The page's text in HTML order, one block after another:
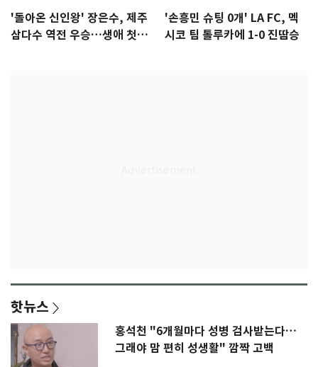
'돌아온 신인왕' 장은수, 제주
삼다수 역전 우승…생애 첫승
'손흥민 슈팅 0개' LA FC, 멕
시코 팀 톨루카에 1-0 진땀승
핫뉴스
홍석천 "6개월마다 성병 검사받는다…
그래야 맘 편히 성생활" 깜짝 고백